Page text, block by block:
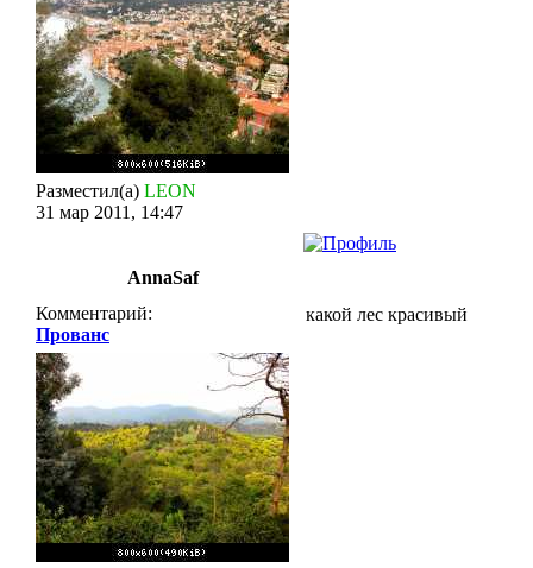
Разместил(а) LEON
31 мар 2011, 14:47
AnnaSaf
Комментарий:
Прованс
какой лес красивый